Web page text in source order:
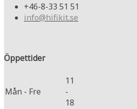
+46-8-33 51 51
info@hifikit.se
Öppettider
Mån - Fre
11
-
18